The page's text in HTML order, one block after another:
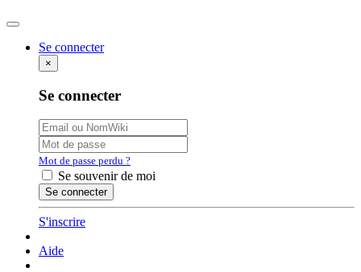
Rechercher
Se connecter
×
Se connecter
Mot de passe perdu ?
Se souvenir de moi
S'inscrire
Aide